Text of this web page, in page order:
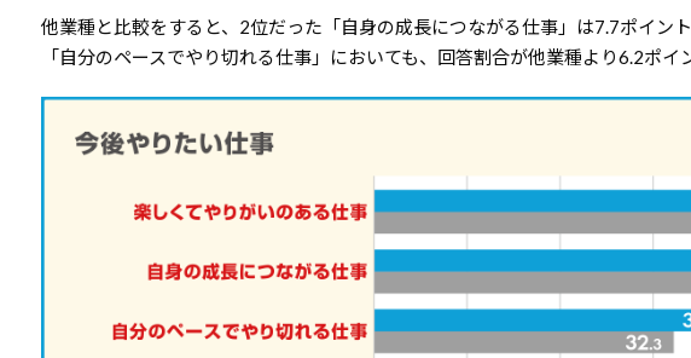
他業種と比較をすると、2位だった「自身の成長につながる仕事」は7.7ポイン
「自分のペースでやり切れる仕事」においても、回答割合が他業種より6.2ポイ